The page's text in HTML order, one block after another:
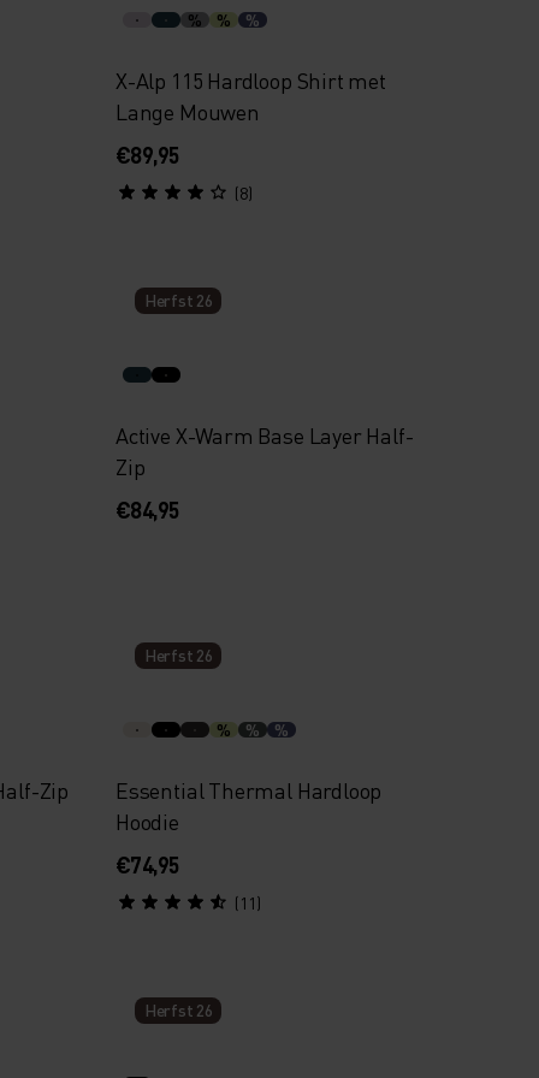
% % %
X-Alp 115 Hardloop Shirt met
Lange Mouwen
€89,95
(8)
Herfst 26
Active X-Warm Base Layer Half-
Zip
€84,95
Zip
Herfst 26
% % %
Essential Thermal Hardloop
Hoodie
€74,95
(11)
Herfst 26